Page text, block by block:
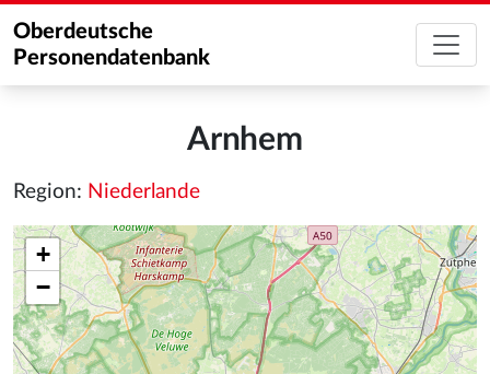
Oberdeutsche
Personendatenbank
Arnhem
Region: Niederlande
+
−